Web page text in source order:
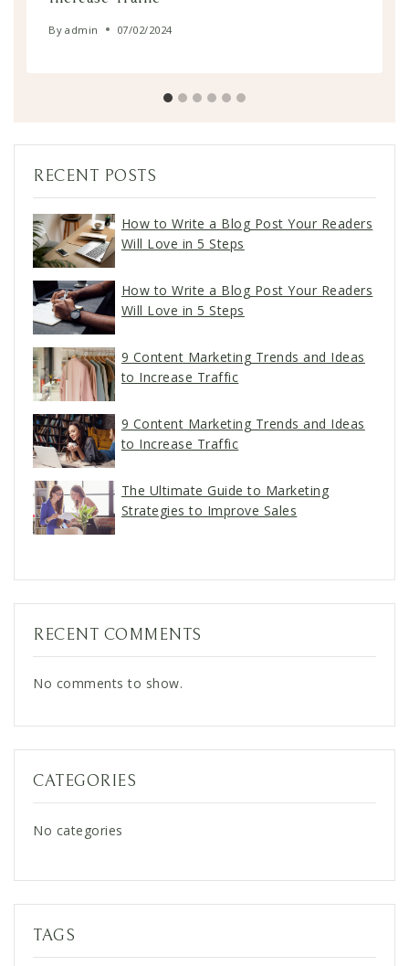
By admin 07/02/2024
RECENT POSTS
How to Write a Blog Post Your Readers
Will Love in 5 Steps
How to Write a Blog Post Your Readers
Will Love in 5 Steps
9 Content Marketing Trends and Ideas
to Increase Traffic
9 Content Marketing Trends and Ideas
to Increase Traffic
The Ultimate Guide to Marketing
Strategies to Improve Sales
RECENT COMMENTS
No comments to show.
CATEGORIES
No categories
TAGS